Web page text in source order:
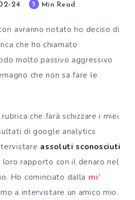
24 5 Min Read
avranno notato ho deciso di
che ho chiamato
molto passivo aggressivo
che non sa fare le
che farà schizzare i miei
di google analytics
assoluti sconosciuti
rapporto con il denaro nel
Ho cominciato dalla mi’
a intervistare un amico mio.